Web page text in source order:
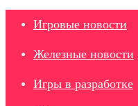
Игровые новости
Железные новости
Игры в разработке